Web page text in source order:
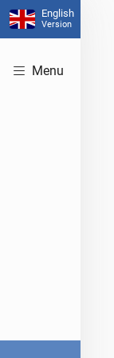
English
Version
Menu